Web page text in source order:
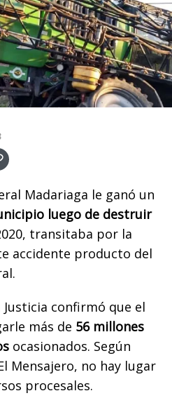
Madariaga le ganó un
luego de destruir
transitaba por la
accidente producto del
Justicia confirmó que el
más de 56 millones
ocasionados. Según
Mensajero, no hay lugar
procesales.